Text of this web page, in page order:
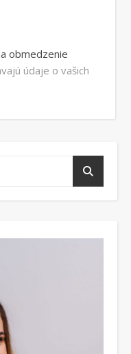
obmedzenie
údaje o vašich